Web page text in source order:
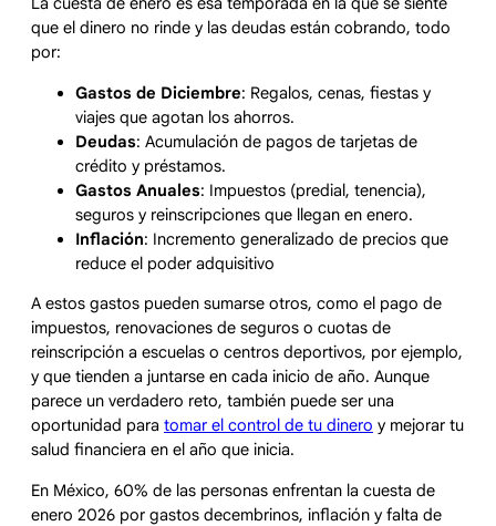
que el dinero no rinde y las deudas están cobrando, todo
por:
Gastos de Diciembre: Regalos, cenas, fiestas y
viajes que agotan los ahorros.
Deudas: Acumulación de pagos de tarjetas de
crédito y préstamos.
Gastos Anuales: Impuestos (predial, tenencia),
seguros y reinscripciones que llegan en enero.
Inflación: Incremento generalizado de precios que
reduce el poder adquisitivo
A estos gastos pueden sumarse otros, como el pago de
impuestos, renovaciones de seguros o cuotas de
reinscripción a escuelas o centros deportivos, por ejemplo,
y que tienden a juntarse en cada inicio de año. Aunque
parece un verdadero reto, también puede ser una
oportunidad para tomar el control de tu dinero y mejorar tu
salud financiera en el año que inicia.
En México, 60% de las personas enfrentan la cuesta de
enero 2026 por gastos decembrinos, inflación y falta de